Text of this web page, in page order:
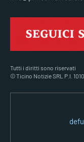
Tutti i diritti sono riservati
© Ticino Notizie SRL P.I.